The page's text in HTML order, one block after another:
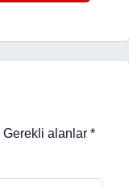
Gerekli alanlar *